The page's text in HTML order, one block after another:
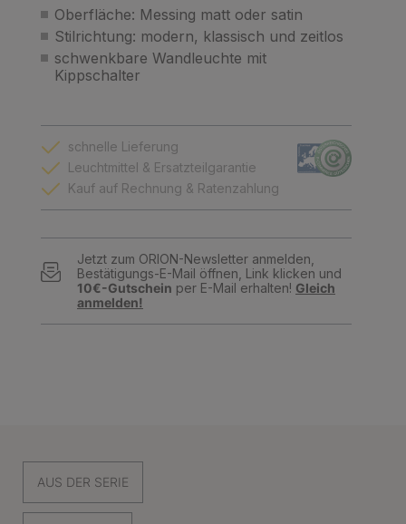
Oberfläche: Messing matt oder satin
Stilrichtung: modern, klassisch und zeitlos
schwenkbare Wandleuchte mit
Kippschalter
schnelle Lieferung
Leuchtmittel & Ersatzteilgarantie
Kauf auf Rechnung & Ratenzahlung
Jetzt zum ORION-Newsletter anmelden,
Bestätigungs-E-Mail öffnen, Link klicken und
10€-Gutschein per E-Mail erhalten! Gleich
anmelden!
AUS DER SERIE